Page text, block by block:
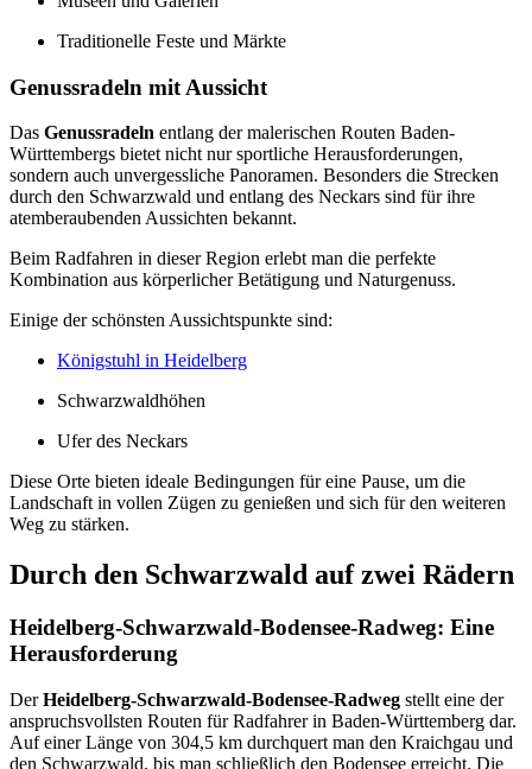
Traditionelle Feste und Märkte
Genussradeln mit Aussicht
Das Genussradeln entlang der malerischen Routen Baden-
Württembergs bietet nicht nur sportliche Herausforderungen,
sondern auch unvergessliche Panoramen. Besonders die Strecken
durch den Schwarzwald und entlang des Neckars sind für ihre
atemberaubenden Aussichten bekannt.
Beim Radfahren in dieser Region erlebt man die perfekte
Kombination aus körperlicher Betätigung und Naturgenuss.
Einige der schönsten Aussichtspunkte sind:
Königstuhl in Heidelberg
Schwarzwaldhöhen
Ufer des Neckars
Diese Orte bieten ideale Bedingungen für eine Pause, um die
Landschaft in vollen Zügen zu genießen und sich für den weiteren
Weg zu stärken.
Durch den Schwarzwald auf zwei Rädern
Heidelberg-Schwarzwald-Bodensee-Radweg: Eine
Herausforderung
DerHeidelberg-Schwarzwald-Bodensee-Radweg stellt eine der
anspruchsvollsten Routen für Radfahrer in Baden-Württemberg dar.
Auf einer Länge von 304,5 km durchquert man den Kraichgau und
den Schwarzwald, bis man schließlich den Bodensee erreicht. Die